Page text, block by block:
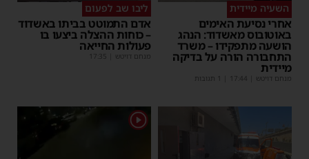
השעיה מיידית
אחרי נסיעת האימים
באוטובוס מאשדוד: הנהג
הושעה מתפקידו – משרד
התחבורה הורה על בדיקה
מיידית
מנחם דויטש 17:44
ליבו שב לפעום
אדם התמוטט בביתו באשדוד
– כוחות ההצלה ביצעו בו
פעולות החייאה
מנחם דויטש 17:35
1